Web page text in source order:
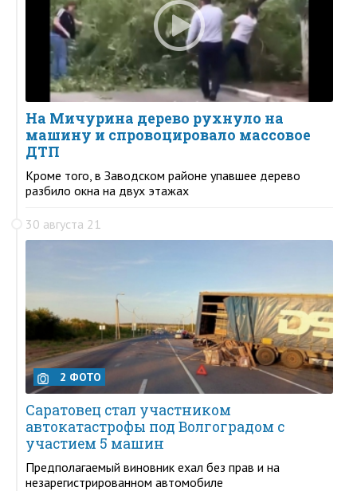
На Мичурина дерево рухнуло на
машину и спровоцировало массовое
ДТП
Кроме того, в Заводском районе упавшее дерево
разбило окна на двух этажах
30 августа 21
2 ФОТО
Саратовец стал участником
автокатастрофы под Волгоградом с
участием 5 машин
Предполагаемый виновник ехал без прав и на
незарегистрированном автомобиле